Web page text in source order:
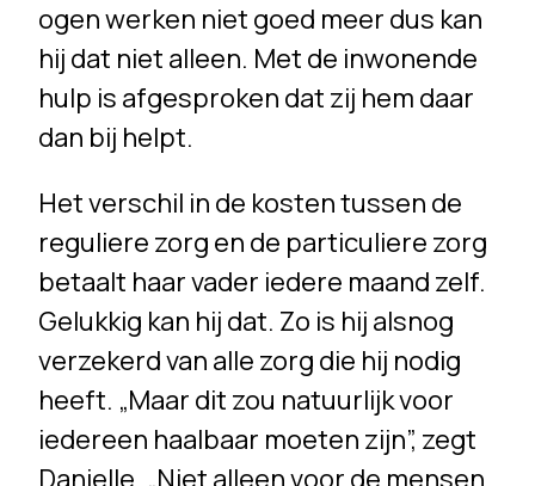
ogen werken niet goed meer dus kan
hij dat niet alleen. Met de inwonende
hulp is afgesproken dat zij hem daar
dan bij helpt.
Het verschil in de kosten tussen de
reguliere zorg en de particuliere zorg
betaalt haar vader iedere maand zelf.
Gelukkig kan hij dat. Zo is hij alsnog
verzekerd van alle zorg die hij nodig
heeft. „Maar dit zou natuurlijk voor
iedereen haalbaar moeten zijn”, zegt
Danielle. „Niet alleen voor de mensen